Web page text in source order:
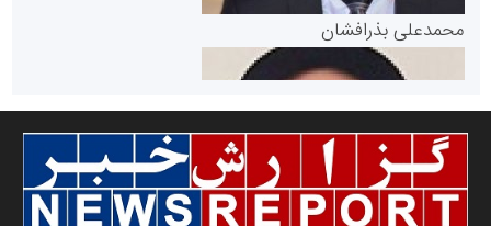
پایگاه خبری گفتمان یزد
سازمان صنعت،معدن و تجارت
محمدعلی بذرافشان